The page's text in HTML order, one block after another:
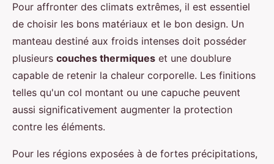
Pour affronter des climats extrêmes, il est essentiel
de choisir les bons matériaux et le bon design. Un
manteau destiné aux froids intenses doit posséder
plusieurs couches thermiques et une doublure
capable de retenir la chaleur corporelle. Les finitions
telles qu'un col montant ou une capuche peuvent
aussi significativement augmenter la protection
contre les éléments.
Pour les régions exposées à de fortes précipitations,